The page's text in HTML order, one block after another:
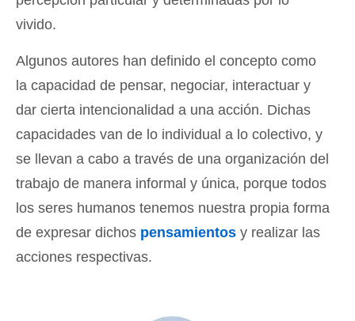
vivido.
Algunos autores han definido el concepto como
la capacidad de pensar, negociar, interactuar y
dar cierta intencionalidad a una acción. Dichas
capacidades van de lo individual a lo colectivo, y
se llevan a cabo a través de una organización del
trabajo de manera informal y única, porque todos
los seres humanos tenemos nuestra propia forma
de expresar dichos pensamientos y realizar las
acciones respectivas.